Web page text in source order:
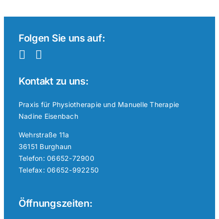
Folgen Sie uns auf:
Kontakt zu uns:
Praxis für Physiotherapie und Manuelle Therapie
Nadine Eisenbach
Wehrstraße 11a
36151 Burghaun
Telefon: 06652-72900
Telefax: 06652-992250
Öffnungszeiten: